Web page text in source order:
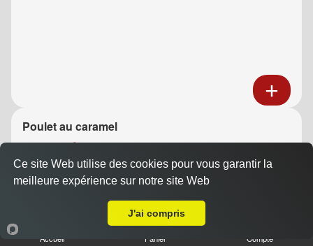
Poulet au caramel
13.40 €
Accueil Panier Compte
Ce site Web utilise des cookies pour vous garantir la
meilleure expérience sur notre site Web
J'ai compris